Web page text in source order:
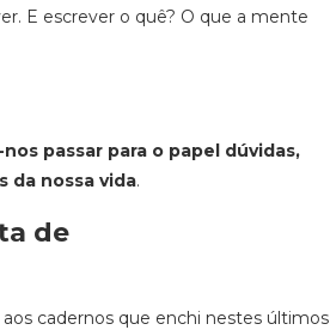
E escrever o quê? O que a mente
passar para o papel dúvidas,
da nossa vida.
de
cadernos que enchi nestes últimos